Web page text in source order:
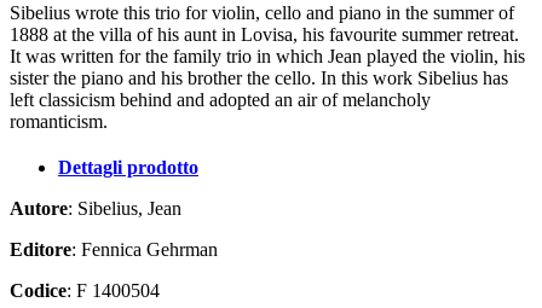
Sibelius wrote this trio for violin, cello and piano in the summer of
1888 at the villa of his aunt in Lovisa, his favourite summer retreat.
It was written for the family trio in which Jean played the violin, his
sister the piano and his brother the cello. In this work Sibelius has
left classicism behind and adopted an air of melancholy
romanticism.
Dettagli prodotto
Autore: Sibelius, Jean
Editore: Fennica Gehrman
Codice: F 1400504